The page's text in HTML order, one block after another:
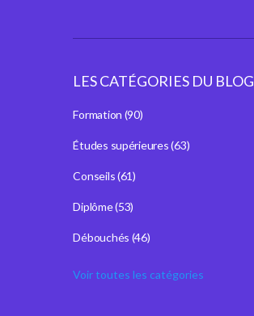
LES CATÉGORIES DU BLOG
Formation (90)
Études supérieures(63)
Conseils(61)
Diplôme(53)
Débouchés (46)
Voir toutes les catégories